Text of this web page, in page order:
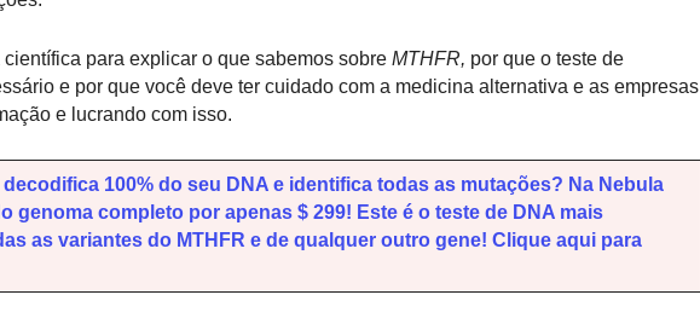
para explicar o que sabemos sobre MTHFR, por que o teste de
e por que você deve ter cuidado com a medicina alternativa e as empresas
e lucrando com isso.
100% do seu DNA e identifica todas as mutações? Na Nebula
genoma completo por apenas $ 299! Este é o teste de DNA mais
as variantes do MTHFR e de qualquer outro gene! Clique aqui para